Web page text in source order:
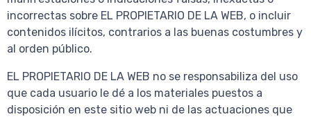
incorrectas sobre EL PROPIETARIO DE LA WEB, o incluir
contenidos ilícitos, contrarios a las buenas costumbres y
al orden público.
EL PROPIETARIO DE LA WEB no se responsabiliza del uso
que cada usuario le dé a los materiales puestos a
disposición en este sitio web ni de las actuaciones que